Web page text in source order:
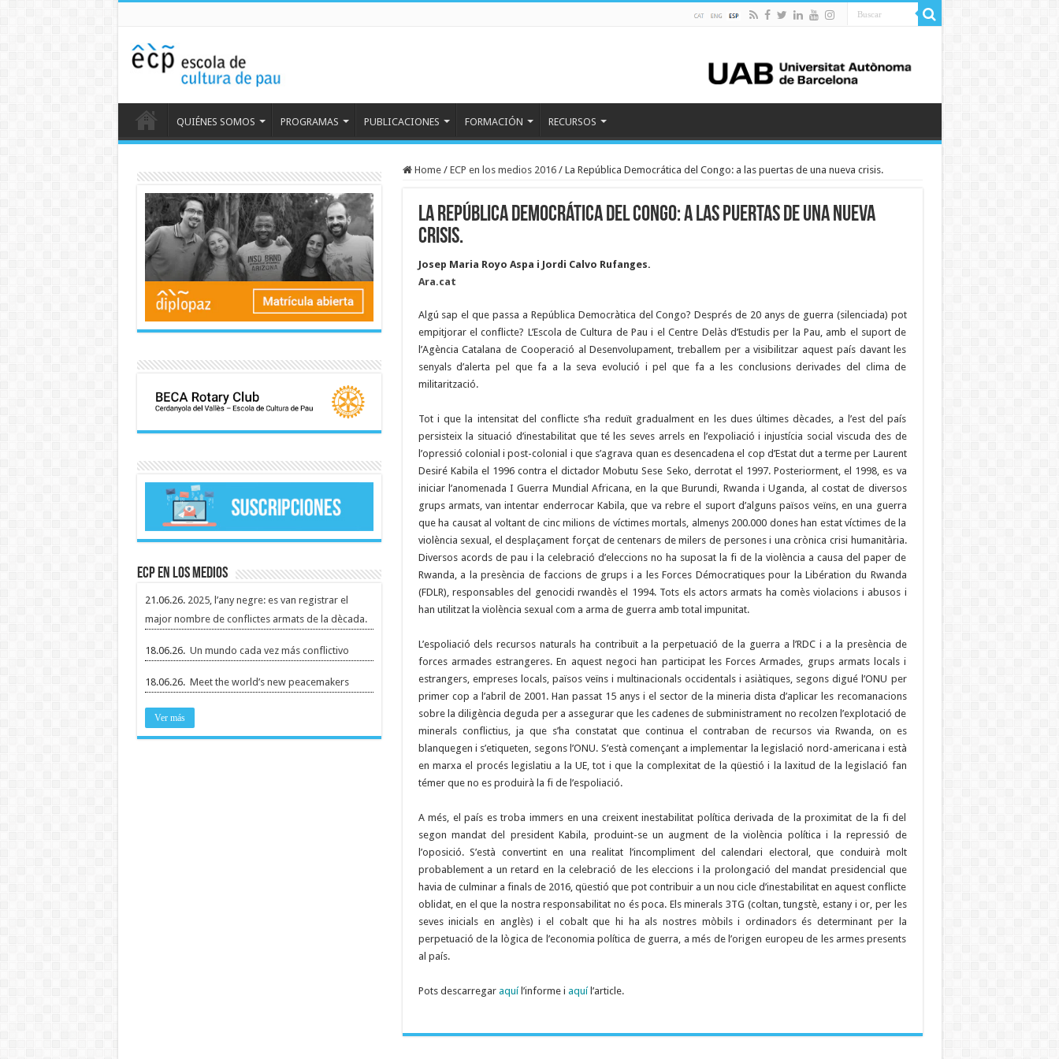
QUIÉNES SOMOS PROGRAMAS PUBLICACIONES FORMACIÓN RECURSOS
Home / ECP en los medios 2016 / La República Democrática del Congo: a las puertas de una nueva crisis.
La República Democrática del Congo: a las puertas de una nueva
crisis.
Josep Maria Royo Aspa i Jordi Calvo Rufanges.
Ara.cat
Algú sap el que passa a República Democràtica del Congo? Després de 20 anys de guerra (silenciada) pot
empitjorar el conflicte? L’Escola de Cultura de Pau i el Centre Delàs d’Estudis per la Pau, amb el suport de
l’Agència Catalana de Cooperació al Desenvolupament, treballem per a visibilitzar aquest país davant les
senyals d’alerta pel que fa a la seva evolució i pel que fa a les conclusions derivades del clima de
militarització.
Tot i que la intensitat del conflicte s’ha reduït gradualment en les dues últimes dècades, a l’est del país
persisteix la situació d’inestabilitat que té les seves arrels en l’expoliació i injustícia social viscuda des de
l’opressió colonial i post-colonial i que s’agrava quan es desencadena el cop d’Estat dut a terme per Laurent
Desiré Kabila el 1996 contra el dictador Mobutu Sese Seko, derrotat el 1997. Posteriorment, el 1998, es va
iniciar l’anomenada I Guerra Mundial Africana, en la que Burundi, Rwanda i Uganda, al costat de diversos
grups armats, van intentar enderrocar Kabila, que va rebre el suport d’alguns països veïns, en una guerra
que ha causat al voltant de cinc milions de víctimes mortals, almenys 200.000 dones han estat víctimes de la
violència sexual, el desplaçament forçat de centenars de milers de persones i una crònica crisi humanitària.
Diversos acords de pau i la celebració d’eleccions no ha suposat la fi de la violència a causa del paper de
Rwanda, a la presència de faccions de grups i a les Forces Démocratiques pour la Libération du Rwanda
(FDLR), responsables del genocidi rwandès el 1994. Tots els actors armats ha comès violacions i abusos i
han utilitzat la violència sexual com a arma de guerra amb total impunitat.
L’espoliació dels recursos naturals ha contribuït a la perpetuació de la guerra a l’RDC i a la presència de
forces armades estrangeres. En aquest negoci han participat les Forces Armades, grups armats locals i
estrangers, empreses locals, països veïns i multinacionals occidentals i asiàtiques, segons digué l’ONU per
primer cop a l’abril de 2001. Han passat 15 anys i el sector de la mineria dista d’aplicar les recomanacions
sobre la diligència deguda per a assegurar que les cadenes de subministrament no recolzen l’explotació de
minerals conflictius, ja que s’ha constatat que continua el contraban de recursos via Rwanda, on es
blanquegen i s’etiqueten, segons l’ONU. S’està començant a implementar la legislació nord-americana i està
en marxa el procés legislatiu a la UE, tot i que la complexitat de la qüestió i la laxitud de la legislació fan
témer que no es produirà la fi de l’espoliació.
A més, el país es troba immers en una creixent inestabilitat política derivada de la proximitat de la fi del
segon mandat del president Kabila, produint-se un augment de la violència política i la repressió de
l’oposició. S’està convertint en una realitat l’incompliment del calendari electoral, que conduirà molt
probablement a un retard en la celebració de les eleccions i la prolongació del mandat presidencial que
havia de culminar a finals de 2016, qüestió que pot contribuir a un nou cicle d’inestabilitat en aquest conflicte
oblidat, en el que la nostra responsabilitat no és poca. Els minerals 3TG (coltan, tungstè, estany i or, per les
seves inicials en anglès) i el cobalt que hi ha als nostres mòbils i ordinadors és determinant per la
perpetuació de la lògica de l’economia política de guerra, a més de l’origen europeu de les armes presents
al país.
Pots descarregar aquíl’informe i aquíl’article.
ECP en los medios
21.06.26. 2025, l’any negre: es van registrar el
major nombre de conflictes armats de la dècada.
18.06.26. Un mundo cada vez más conflictivo
18.06.26. Meet the world’s new peacemakers
Ver más